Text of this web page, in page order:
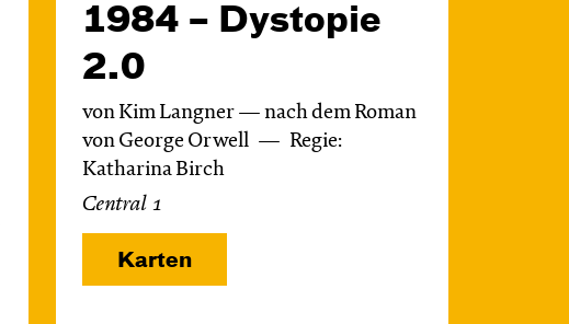
1984 – Dystopie
2.0
von Kim Langner — nach dem Roman
von George Orwell
Regie:
Katharina Birch
Central 1
Karten